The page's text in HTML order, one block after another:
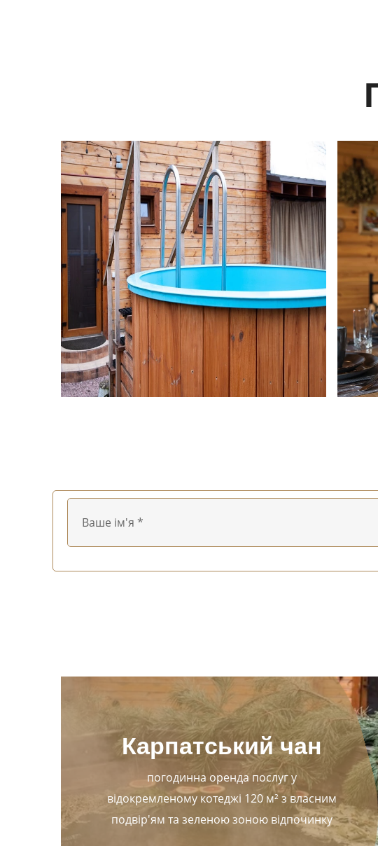
Карпатський чан
погодинна оренда послуг у
відокремленому котеджі 120 м² з власним
подвір'ям та зеленою зоною відпочинку